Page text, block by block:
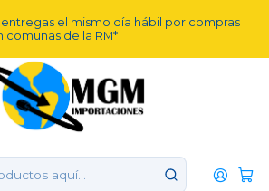
el mismo día hábil por compras
comunas de la RM*